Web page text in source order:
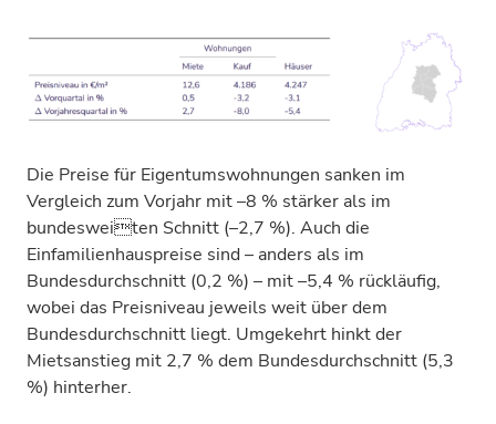
Die Preise für Eigentumswohnungen sanken im
Vergleich zum Vorjahr mit –8 % stärker als im
bundesweiten Schnitt (–2,7 %). Auch die
Einfamilienhauspreise sind – anders als im
Bundesdurchschnitt (0,2 %) – mit –5,4 % rückläufig,
wobei das Preisniveau jeweils weit über dem
Bundesdurchschnitt liegt. Umgekehrt hinkt der
Mietsanstieg mit 2,7 % dem Bundesdurchschnitt (5,3
%) hinterher.